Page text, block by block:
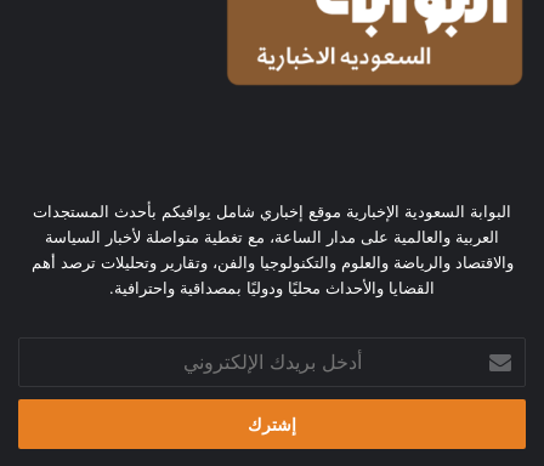
البوابة السعودية الإخبارية موقع إخباري شامل يوافيكم بأحدث المستجدات
العربية والعالمية على مدار الساعة، مع تغطية متواصلة لأخبار السياسة
والاقتصاد والرياضة والعلوم والتكنولوجيا والفن، وتقارير وتحليلات ترصد أهم
القضايا والأحداث محليًا ودوليًا بمصداقية واحترافية.
بريدك
الإلكتروني